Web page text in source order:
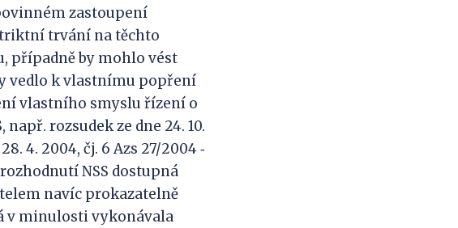
zastoupení
trvání na těchto
případně by mohlo vést
vedlo k vlastnímu popření
vlastního smyslu řízení o
rozsudek ze dne 24. 10.
4. 2004, čj. 6 Azs 27/2004 ‑
rozhodnutí NSS dostupná
navíc prokazatelně
v minulosti vykonávala